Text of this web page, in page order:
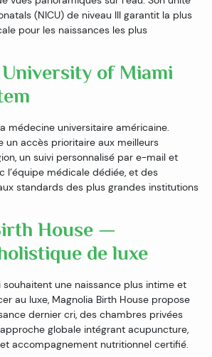
(NICU) de niveau III garantit la plus
pour les naissances les plus
of Miami
médecine universitaire américaine.
un accès prioritaire aux meilleurs
un suivi personnalisé par e-mail et
l’équipe médicale dédiée, et des
standards des plus grandes institutions
House —
de luxe
souhaitent une naissance plus intime et
au luxe, Magnolia Birth House propose
dernier cri, des chambres privées
globale intégrant acupuncture,
accompagnement nutritionnel certifié.